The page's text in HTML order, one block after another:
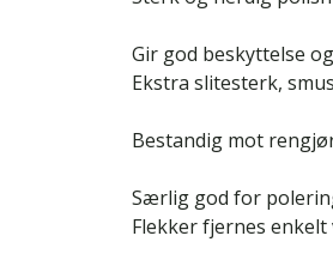
Gir god beskyttelse
Ekstra slitesterk,
Bestandig mot
Særlig god for
Flekker fjernes enkelt